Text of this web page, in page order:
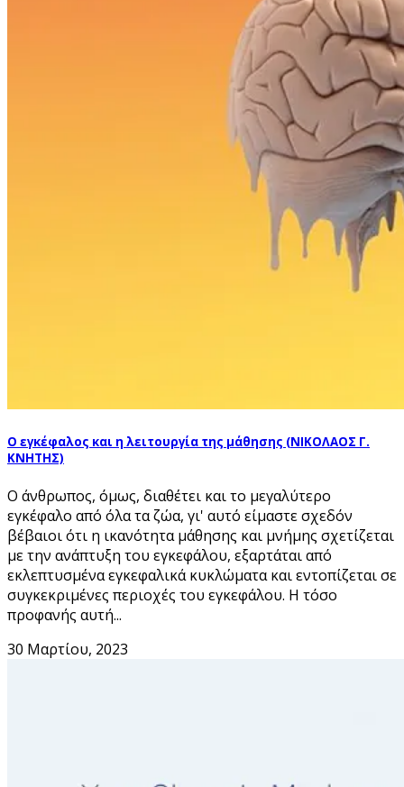
Ο εγκέφαλος και η λειτουργία της μάθησης (ΝΙΚΟΛΑΟΣ Γ.
ΚΝΗΤΗΣ)
Ο άνθρωπος, όµως, διαθέτει και το µεγαλύτερο
εγκέφαλο από όλα τα ζώα, γι' αυτό είµαστε σχεδόν
βέβαιοι ότι η ικανότητα µάθησης και µνήµης σχετίζεται
µε την ανάπτυξη του εγκεφάλου, εξαρτάται από
εκλεπτυσµένα εγκεφαλικά κυκλώµατα και εντοπίζεται σε
συγκεκριµένες περιοχές του εγκεφάλου. Η τόσο
προφανής αυτή...
30 Μαρτίου, 2023